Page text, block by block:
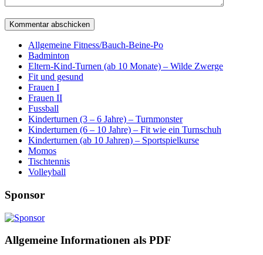
Allgemeine Fitness/Bauch-Beine-Po
Badminton
Eltern-Kind-Turnen (ab 10 Monate) – Wilde Zwerge
Fit und gesund
Frauen I
Frauen II
Fussball
Kinderturnen (3 – 6 Jahre) – Turnmonster
Kinderturnen (6 – 10 Jahre) – Fit wie ein Turnschuh
Kinderturnen (ab 10 Jahren) – Sportspielkurse
Momos
Tischtennis
Volleyball
Sponsor
Allgemeine Informationen als PDF